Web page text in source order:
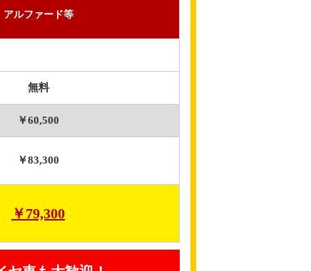
アルファード等
無料
￥60,500
￥83,300
￥79,300